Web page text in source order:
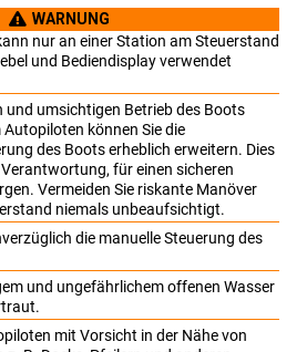
WARNUNG
nur an einer Station am Steuerstand
und Bediendisplay verwendet
und umsichtigen Betrieb des Boots
können Sie die
des Boots erheblich erweitern. Dies
für einen sicheren
Vermeiden Sie riskante Manöver
niemals unbeaufsichtigt.
die manuelle Steuerung des
und ungefährlichem offenen Wasser
mit Vorsicht in der Nähe von